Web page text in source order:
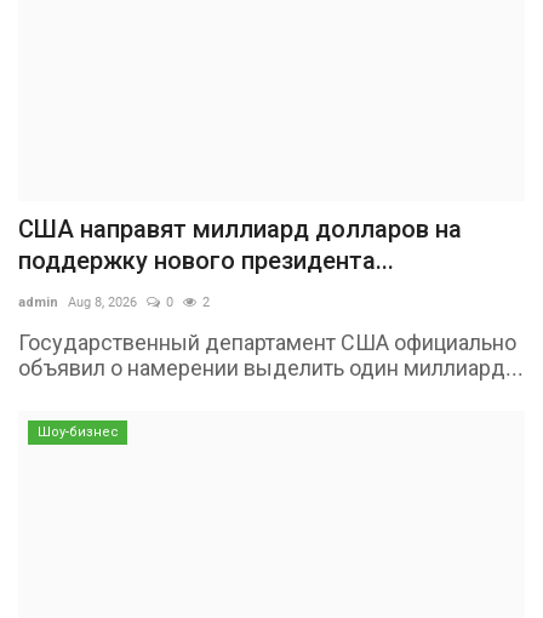
США направят миллиард долларов на
поддержку нового президента...
admin Aug 8, 2026 0 2
Государственный департамент США официально
объявил о намерении выделить один миллиард...
Шоу-бизнес